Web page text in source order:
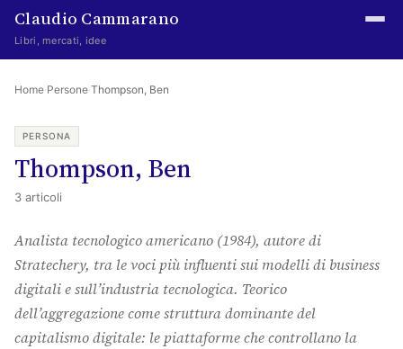
Claudio Cammarano
Libri, mercati, idee
Home
Writings
Curated
Learning log
Irene Media
Indice
Home·Persone·Thompson, Ben
PERSONA
Thompson, Ben
3 articoli
Analista tecnologico americano (1984), autore di
Stratechery, tra le voci più influenti sui modelli di business
digitali e sull’industria tecnologica. Teorico
dell’aggregazione come struttura dominante del
capitalismo digitale: le piattaforme che controllano la